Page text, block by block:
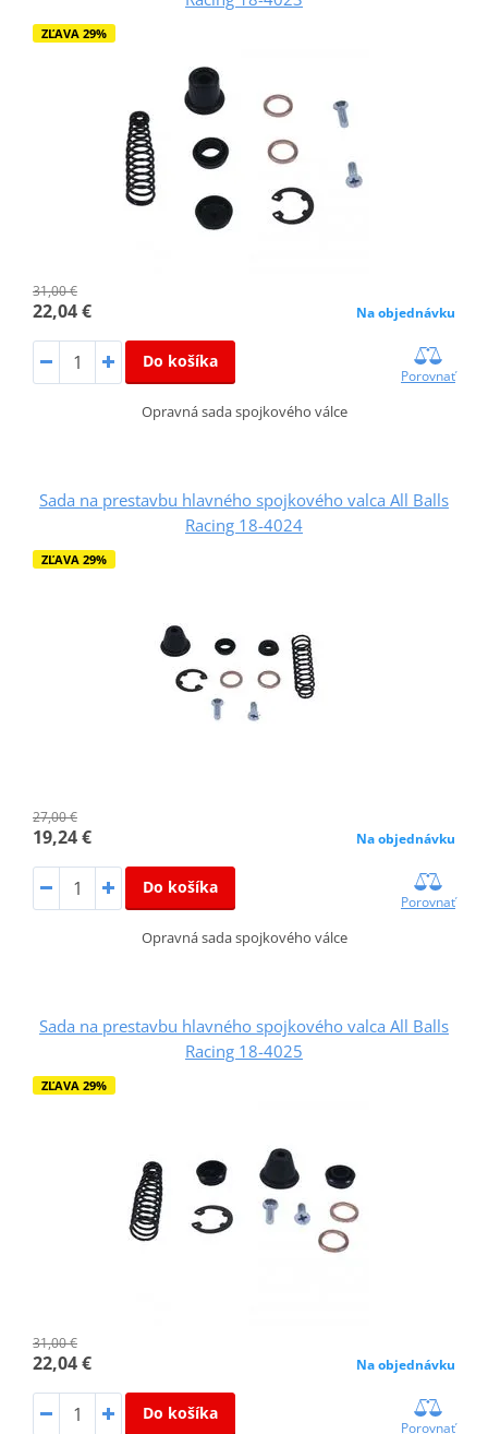
ZĽAVA 29%
31,00 €
22,04 € Na objednávku
Do košíka
Porovnať
Opravná sada spojkového válce
Sada na prestavbu hlavného spojkového valca All Balls
Racing 18-4024
ZĽAVA 29%
27,00 €
19,24 € Na objednávku
Do košíka
Porovnať
Opravná sada spojkového válce
Sada na prestavbu hlavného spojkového valca All Balls
Racing 18-4025
ZĽAVA 29%
31,00 €
22,04 € Na objednávku
Do košíka
Porovnať